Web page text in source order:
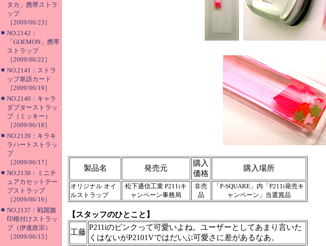
タカ」携帯ストラ
ップ
［2009/06/23］
■ NO.2142：
「GOEMON」携帯
ストラップ
［2009/06/22］
■ NO.2141：ストラ
ップ単語カード
［2009/06/19］
■ NO.2140：キャラ
ダプターストラッ
プ（ミッキー）
［2009/06/18］
■ NO.2139：キラキ
ラハートストラッ
プ
［2009/06/17］
■ NO.2138：ミニチ
ュアカセットテー
プストラップ
［2009/06/16］
■ NO.2137：戦国旗
印根付けストラッ
プ（伊達政宗）
［2009/06/15］
製品名 発売元
購入
価格
購入場所
オリジナル オイ
ルストラップ
松下通信工業 P211iキ
ャンペーン事務局
非売
品
「P-SQUARE」内「P211i発売キ
ャンペーン」当選賞品
【スタッフのひとこと】
工藤
P211iのピンクって可愛いよね。ユーザーとしてあまり言いた
くはないがP2101Vではだいぶ可愛さに差があるなあ。